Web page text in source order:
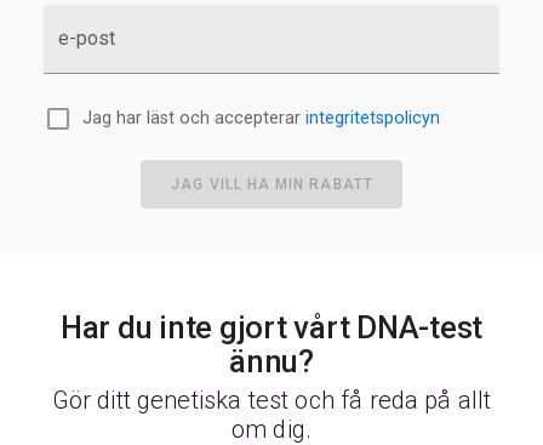
e-post
Jag har läst och accepterar integritetspolicyn
JAG VILL HA MIN RABATT
Har du inte gjort vårt DNA-test
ännu?
Gör ditt genetiska test och få reda på allt
om dig.